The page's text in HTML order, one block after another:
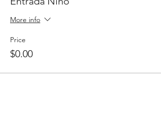
More info
Price
$0.00